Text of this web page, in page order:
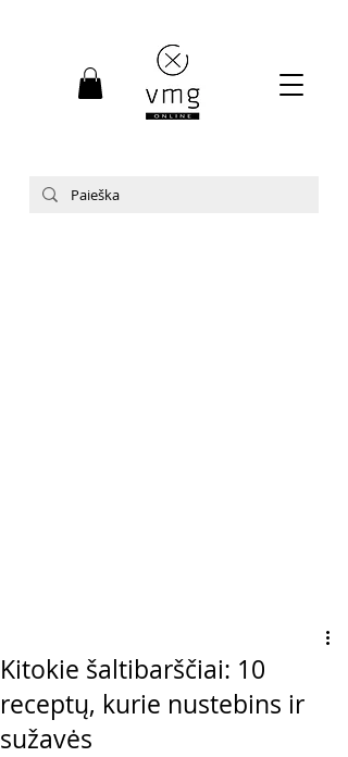
Kitokie šaltibarščiai: 10
receptų, kurie nustebins ir
sužavės